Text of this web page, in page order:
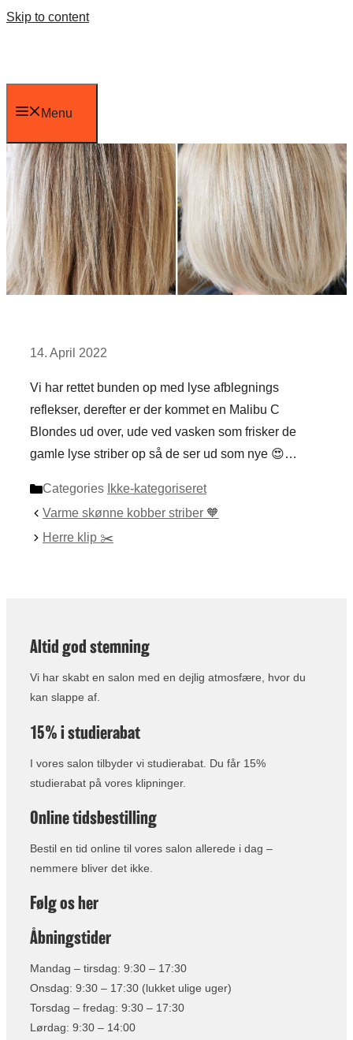
Skip to content
Menu
14. April 2022
Vi har rettet bunden op med lyse afblegnings
reflekser, derefter er der kommet en Malibu C
Blondes ud over, ude ved vasken som frisker de
gamle lyse striber op så de ser ud som nye 😍…
Categories Ikke-kategoriseret
Varme skønne kobber striber 🧡
Herre klip ✂️
Altid god stemning
Vi har skabt en salon med en dejlig atmosfære, hvor du
kan slappe af.
15% i studierabat
I vores salon tilbyder vi studierabat. Du får 15%
studierabat på vores klipninger.
Online tidsbestilling
Bestil en tid online til vores salon allerede i dag –
nemmere bliver det ikke.
Følg os her
Åbningstider
Mandag – tirsdag: 9:30 – 17:30
Onsdag: 9:30 – 17:30 (lukket ulige uger)
Torsdag – fredag: 9:30 – 17:30
Lørdag: 9:30 – 14:00